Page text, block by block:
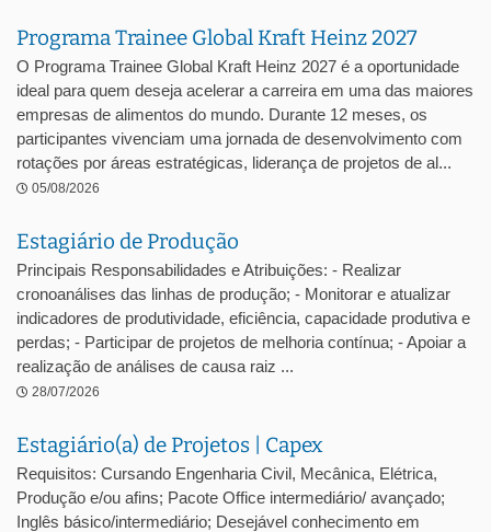
Programa Trainee Global Kraft Heinz 2027
O Programa Trainee Global Kraft Heinz 2027 é a oportunidade
ideal para quem deseja acelerar a carreira em uma das maiores
empresas de alimentos do mundo. Durante 12 meses, os
participantes vivenciam uma jornada de desenvolvimento com
rotações por áreas estratégicas, liderança de projetos de al...
05/08/2026
Estagiário de Produção
Principais Responsabilidades e Atribuições: - Realizar
cronoanálises das linhas de produção; - Monitorar e atualizar
indicadores de produtividade, eficiência, capacidade produtiva e
perdas; - Participar de projetos de melhoria contínua; - Apoiar a
realização de análises de causa raiz ...
28/07/2026
Estagiário(a) de Projetos | Capex
Requisitos: Cursando Engenharia Civil, Mecânica, Elétrica,
Produção e/ou afins; Pacote Office intermediário/ avançado;
Inglês básico/intermediário; Desejável conhecimento em